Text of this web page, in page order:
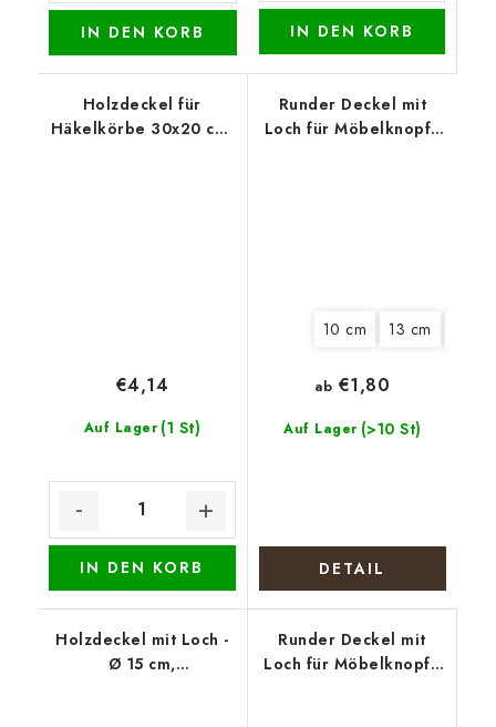
IN DEN KORB IN DEN KORB
Holzdeckel für
Häkelkörbe 30x20 cm,
Auf Lager (1 St)
€4,14
IN DEN KORB
Runder Deckel mit
Loch für Möbelknopf -
10 cm 13 cm
Auf Lager (>10 St)
ab €1,80
DETAIL
Holzdeckel mit Loch -
Ø 15 cm,
Runder Deckel mit
Loch für Möbelknopf -